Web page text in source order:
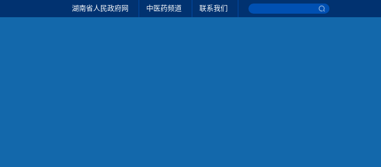
湖南省人民政府网 中医药频道 联系我们